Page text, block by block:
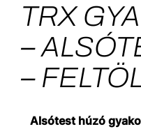
TRX
–
–
Alsótest húzó